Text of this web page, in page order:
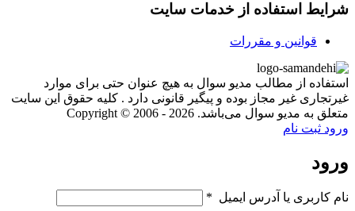
شرایط استفاده از خدمات سایت
قوانین و مقررات
استفاده از مطالب مدیو سوال به هیچ عنوان حتی برای موارد
غیرتجاری غیر مجاز بوده و پیگیر قانونی دارد . کلیه حقوق این سایت
متعلق به مدیو سوال می‌باشد. Copyright © 2006 - 2026
ورود ثبت نام
ورود
نام کاربری یا آدرس ایمیل *